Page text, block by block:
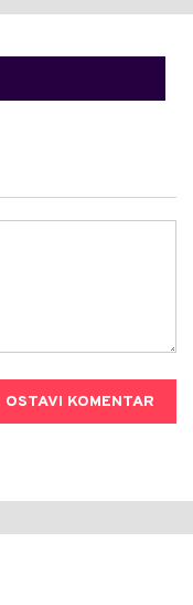
OSTAVI KOMENTAR